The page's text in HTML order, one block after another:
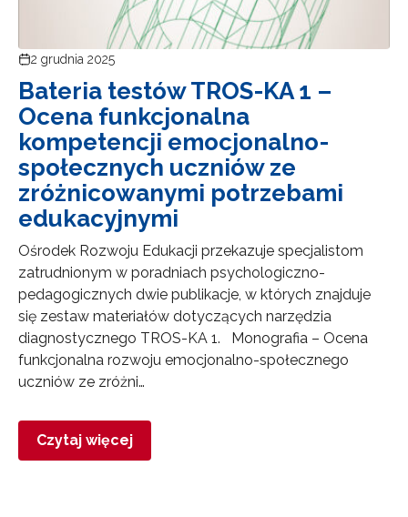
2 grudnia 2025
Bateria testów TROS-KA 1 –
Ocena funkcjonalna
kompetencji emocjonalno-
społecznych uczniów ze
zróżnicowanymi potrzebami
edukacyjnymi
Ośrodek Rozwoju Edukacji przekazuje specjalistom
zatrudnionym w poradniach psychologiczno-
pedagogicznych dwie publikacje, w których znajduje
się zestaw materiałów dotyczących narzędzia
diagnostycznego TROS-KA 1. Monografia – Ocena
funkcjonalna rozwoju emocjonalno-społecznego
uczniów ze zróżni…
Czytaj więcej